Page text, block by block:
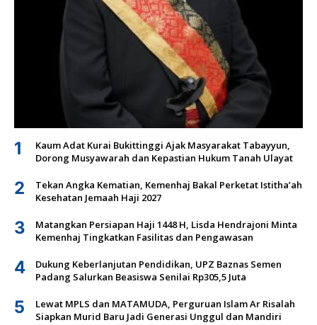
1
Kaum Adat Kurai Bukittinggi Ajak Masyarakat Tabayyun,
Dorong Musyawarah dan Kepastian Hukum Tanah Ulayat
2
Tekan Angka Kematian, Kemenhaj Bakal Perketat Istitha’ah
Kesehatan Jemaah Haji 2027
3
Matangkan Persiapan Haji 1448 H, Lisda Hendrajoni Minta
Kemenhaj Tingkatkan Fasilitas dan Pengawasan
4
Dukung Keberlanjutan Pendidikan, UPZ Baznas Semen
Padang Salurkan Beasiswa Senilai Rp305,5 Juta
5
Lewat MPLS dan MATAMUDA, Perguruan Islam Ar Risalah
Siapkan Murid Baru Jadi Generasi Unggul dan Mandiri